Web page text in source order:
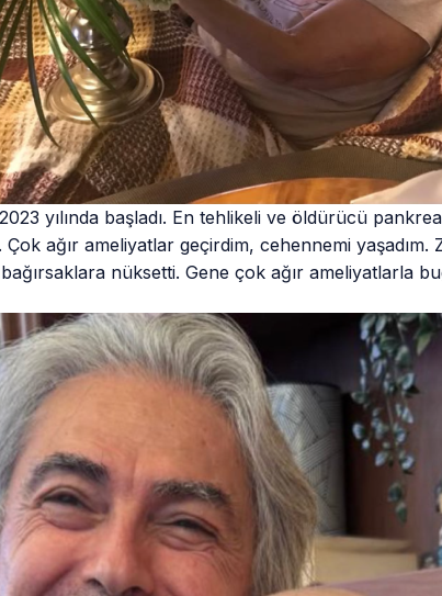
2023 yılında başladı. En tehlikeli ve öldürücü
Çok ağır ameliyatlar geçirdim, cehennemi
nüksetti. Gene çok ağır ameliyatlarla